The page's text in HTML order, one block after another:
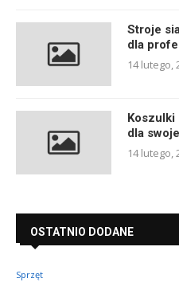
Stroje
dla
14 lutego,
dla
14 lutego,
OSTATNIO DODANE
Sprzęt